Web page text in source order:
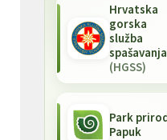
Hrvatska
gorska
služba
spašavanja
(HGSS)
Park
Papuk